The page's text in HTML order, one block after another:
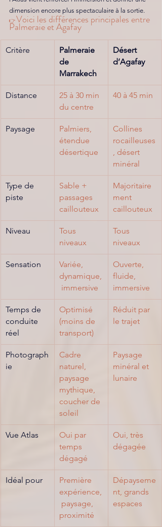
dimension encore plus spectaculaire à la sortie.
👉 Voici les différences principales entre
Palmeraie et Agafay
Critère
Palmeraie
de
Marrakech
Désert
d’Agafay
Distance
25 à 30 min
du centre
40 à 45 min
Paysage
Palmiers,
étendue
désertique
Collines
rocailleuses
, désert
minéral
Type de
piste
Sable +
passages
caillouteux
Majoritaire
ment
caillouteux
Niveau
Tous
niveaux
Tous
niveaux
Sensation
Variée,
dynamique,
immersive
Ouverte,
fluide,
immersive
Temps de
conduite
réel
Optimisé
(moins de
transport)
Réduit par
le trajet
Photograph
ie
Cadre
naturel,
paysage
mythique,
coucher de
soleil
Paysage
minéral et
lunaire
Vue Atlas
Oui par
temps
dégagé
Oui, très
dégagée
Idéal pour
Première
expérience,
paysage,
proximité
Dépayseme
nt, grands
espaces